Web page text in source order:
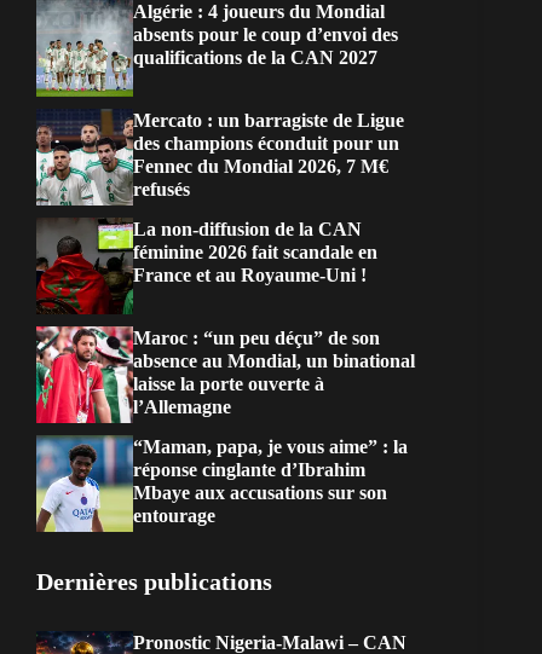
Algérie : 4 joueurs du Mondial
absents pour le coup d’envoi des
qualifications de la CAN 2027
Mercato : un barragiste de Ligue
des champions éconduit pour un
Fennec du Mondial 2026, 7 M€
refusés
La non-diffusion de la CAN
féminine 2026 fait scandale en
France et au Royaume-Uni !
Maroc : “un peu déçu” de son
absence au Mondial, un binational
laisse la porte ouverte à
l’Allemagne
“Maman, papa, je vous aime” : la
réponse cinglante d’Ibrahim
Mbaye aux accusations sur son
entourage
Dernières publications
Pronostic Nigeria-Malawi – CAN